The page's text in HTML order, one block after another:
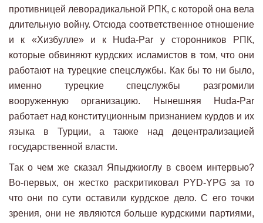
противницей леворадикальной РПК, с которой она вела
длительную войну. Отсюда соответственное отношение
и к «Хизбулле» и к Huda-Par у сторонников РПК,
которые обвиняют курдских исламистов в том, что они
работают на турецкие спецслужбы. Как бы то ни было,
именно турецкие спецслужбы разгромили
вооруженную организацию. Нынешняя Huda-Par
работает над конституционным признанием курдов и их
языка в Турции, а также над децентрализацией
государственной власти.
Так о чем же сказал Япыджиоглу в своем интервью?
Во-первых, он жестко раскритиковал PYD-YPG за то
что они по сути оставили курдское дело. С его точки
зрения, они не являются больше курдскими партиями,